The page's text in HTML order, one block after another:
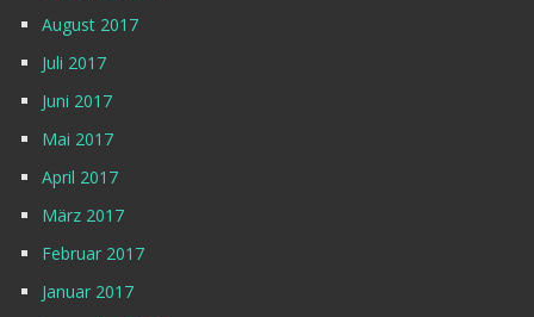
August 2017
Juli 2017
Juni 2017
Mai 2017
April 2017
März 2017
Februar 2017
Januar 2017